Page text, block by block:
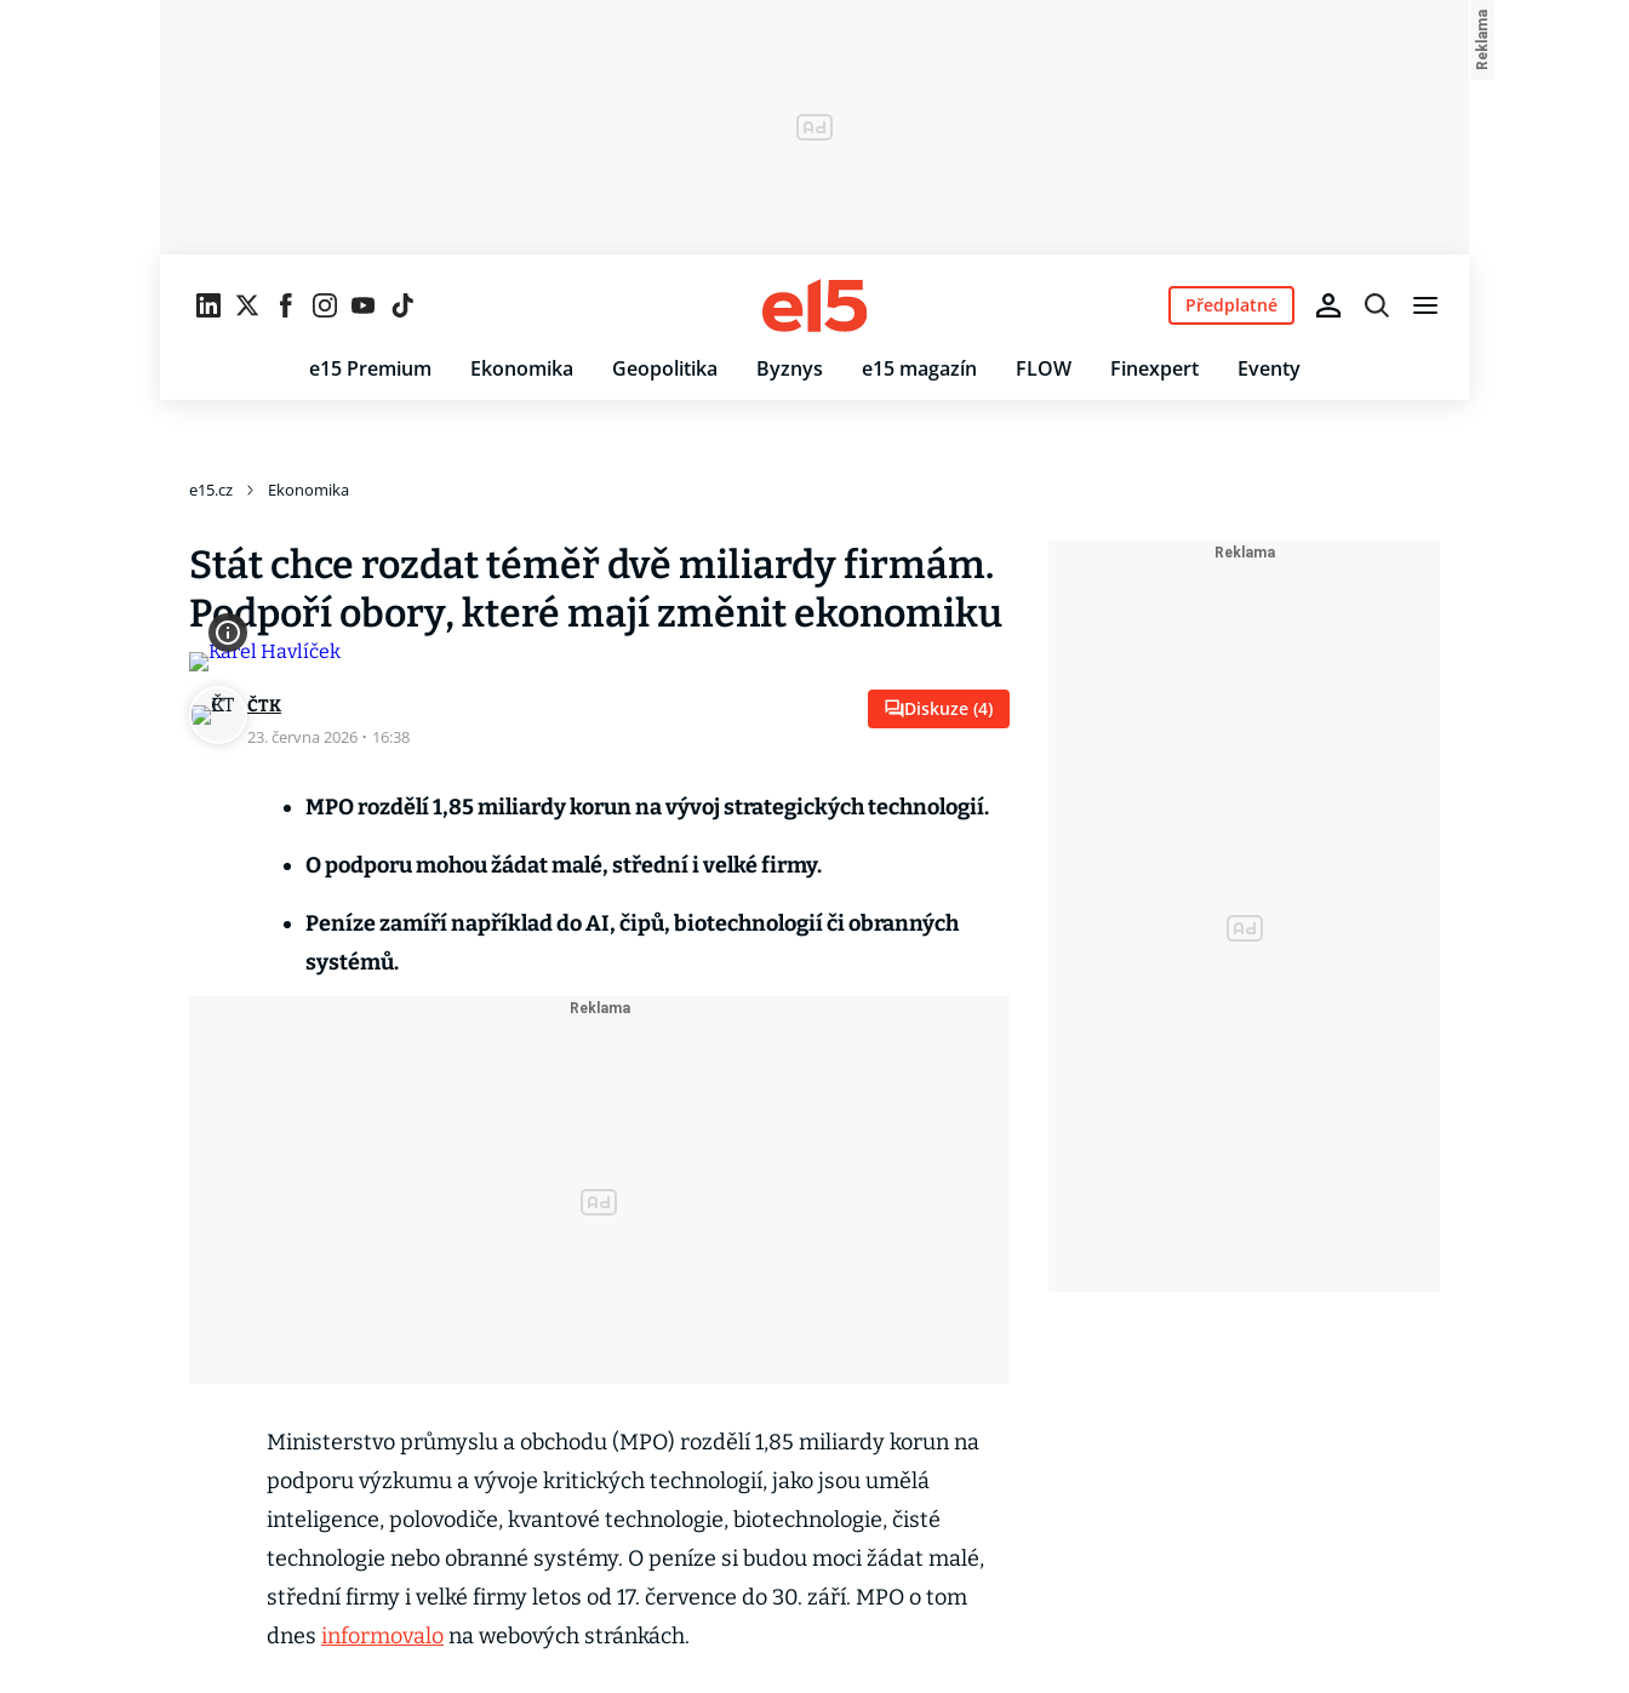
e15 Premium Ekonomika Geopolitika Byznys e15 magazín FLOW Finexpert Eventy
Předplatné
e15.cz Ekonomika
Stát chce rozdat téměř dvě miliardy firmám.
Podpoří obory, které mají změnit ekonomiku
ČTK
23. června 2026 · 16:38
Diskuze (4)
MPO rozdělí 1,85 miliardy korun na vývoj strategických technologií.
O podporu mohou žádat malé, střední i velké firmy.
Peníze zamíří například do AI, čipů, biotechnologií či obranných
systémů.
Ministerstvo průmyslu a obchodu (MPO) rozdělí 1,85 miliardy korun na
podporu výzkumu a vývoje kritických technologií, jako jsou umělá
inteligence, polovodiče, kvantové technologie, biotechnologie, čisté
technologie nebo obranné systémy. O peníze si budou moci žádat malé,
střední firmy i velké firmy letos od 17. července do 30. září. MPO o tom
dnes informovalona webových stránkách.